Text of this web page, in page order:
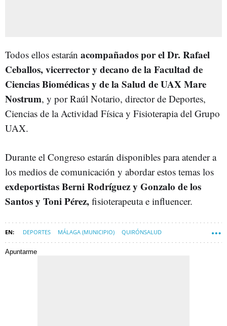
Todos ellos estarán acompañados por el Dr. Rafael
Ceballos, vicerrector y decano de la Facultad de
Ciencias Biomédicas y de la Salud de UAX Mare
Nostrum, y por Raúl Notario, director de Deportes,
Ciencias de la Actividad Física y Fisioterapia del Grupo
UAX.
Durante el Congreso estarán disponibles para atender a
los medios de comunicación y abordar estos temas los
exdeportistas Berni Rodríguez y Gonzalo de los
Santos y Toni Pérez, fisioterapeuta e influencer.
DEPORTES MÁLAGA (MUNICIPIO) QUIRÓNSALUD
Apuntarme